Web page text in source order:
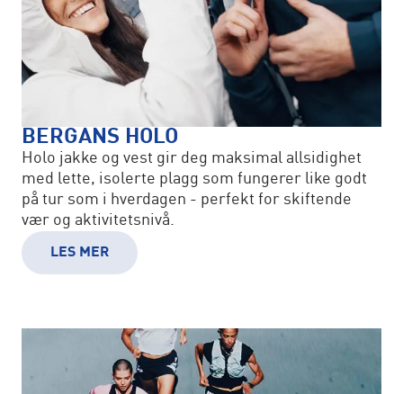
BERGANS HOLO
Holo jakke og vest gir deg maksimal allsidighet
med lette, isolerte plagg som fungerer like godt
på tur som i hverdagen - perfekt for skiftende
vær og aktivitetsnivå.
LES MER